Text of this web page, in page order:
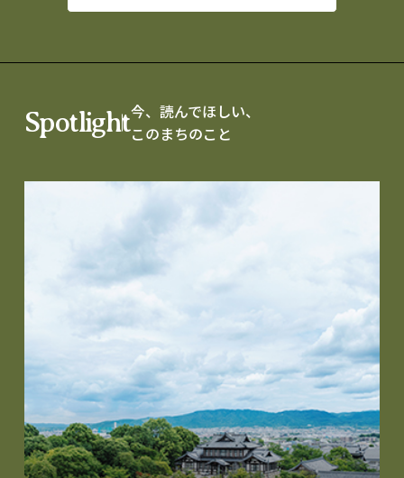
Spotlight今、読んでほしい、
このまちのこと